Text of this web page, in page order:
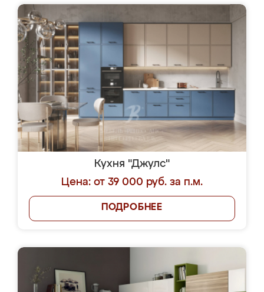
Кухня "Джулс"
Цена: от 39 000 руб. за п.м.
ПОДРОБНЕЕ